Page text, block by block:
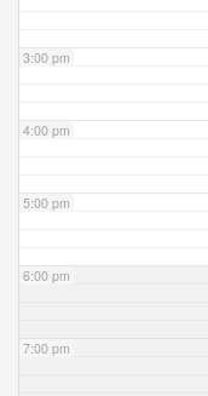
3:00 pm
4:00 pm
5:00 pm
6:00 pm
7:00 pm